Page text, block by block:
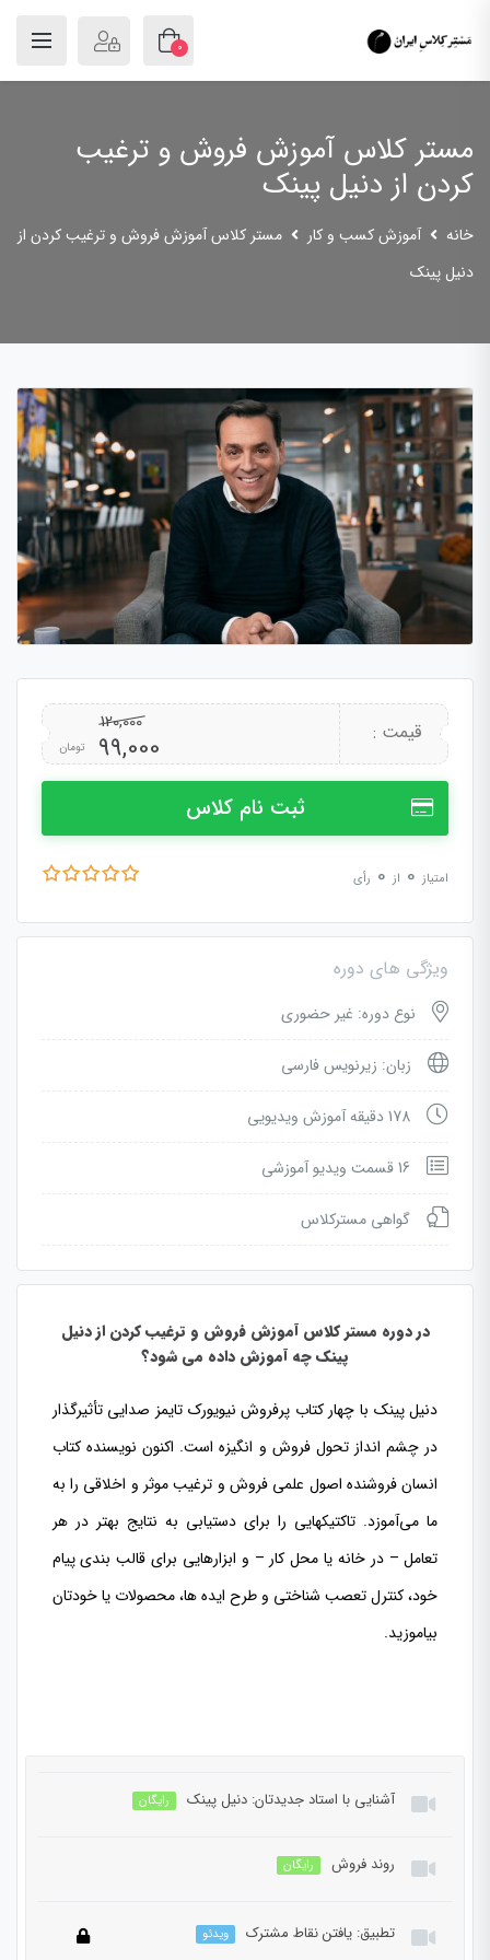
0
مستر کلاس آموزش فروش و ترغیب
کردن از دنیل پینک
خانه آموزش کسب و کار
مستر کلاس آموزش فروش و ترغیب کردن از
دنیل پینک
قیمت : 120,000
99,000 تومان
ثبت نام کلاس
امتیاز 0 از 0 رأی
ویژگی های دوره
نوع دوره: غیر حضوری
زبان: زیرنویس فارسی
178 دقیقه آموزش ویدیویی
16 قسمت ویدیو آموزشی
گواهی مسترکلاس
در دوره مستر کلاس آموزش فروش و ترغیب کردن از دنیل
پینک چه آموزش داده می شود؟
دنیل پینک با چهار کتاب پرفروش نیویورک تایمز صدایی تأثیرگذار
در چشم انداز تحول فروش و انگیزه است. اکنون نویسنده کتاب
انسان فروشنده اصول علمی فروش و ترغیب موثر و اخلاقی را به
ما می‌آموزد. تاکتیکهایی را برای دستیابی به نتایج بهتر در هر
تعامل – در خانه یا محل کار – و ابزارهایی برای قالب بندی پیام
خود، کنترل تعصب شناختی و طرح ایده ها، محصولات یا خودتان
بیاموزید.
آشنایی با استاد جدیدتان: دنیل پینک رایگان
روند فروش رایگان
تطبیق: یافتن نقاط مشترک ویدئو